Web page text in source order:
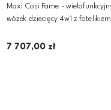
Maxi Cosi Fame -
wózek dziecięcy 4w1 z fotelikiem
360 PRO | Twillic Graphite
7 707,00 zł